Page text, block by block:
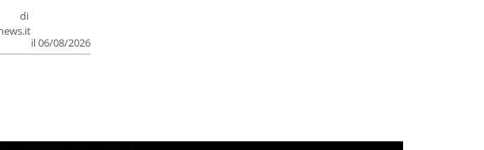
di
il 06/08/2026